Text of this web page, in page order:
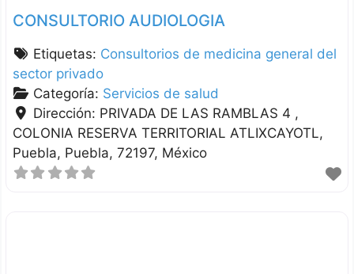
CONSULTORIO AUDIOLOGIA
Etiquetas: Consultorios de medicina general del
sector privado
Categoría: Servicios de salud
Dirección: PRIVADA DE LAS RAMBLAS 4 ,
COLONIA RESERVA TERRITORIAL ATLIXCAYOTL
Puebla Puebla 72197 México